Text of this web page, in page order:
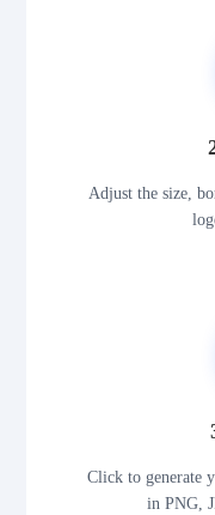
Adjust the size,
Click to generate
in PNG,